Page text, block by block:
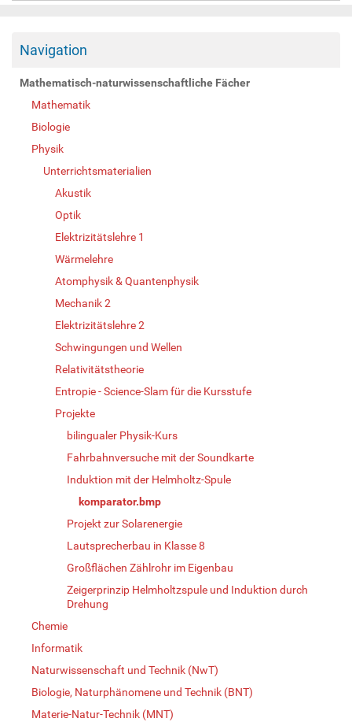
Navigation
Mathematisch-naturwissenschaftliche Fächer
Mathematik
Biologie
Physik
Unterrichtsmaterialien
Akustik
Optik
Elektrizitätslehre 1
Wärmelehre
Atomphysik & Quantenphysik
Mechanik 2
Elektrizitätslehre 2
Schwingungen und Wellen
Relativitätstheorie
Entropie - Science-Slam für die Kursstufe
Projekte
bilingualer Physik-Kurs
Fahrbahnversuche mit der Soundkarte
Induktion mit der Helmholtz-Spule
komparator.bmp
Projekt zur Solarenergie
Lautsprecherbau in Klasse 8
Großflächen Zählrohr im Eigenbau
Zeigerprinzip Helmholtzspule und Induktion durch
Drehung
Chemie
Informatik
Naturwissenschaft und Technik (NwT)
Biologie, Naturphänomene und Technik (BNT)
Materie-Natur-Technik (MNT)